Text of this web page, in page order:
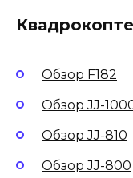
Обзор F182
Обзор JJ-
Обзор JJ-810
Обзор JJ-800